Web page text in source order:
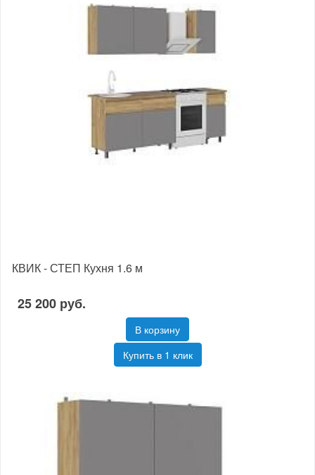
КВИК - СТЕП Кухня 1.6 м
25 200 руб.
В корзину
Купить в 1 клик